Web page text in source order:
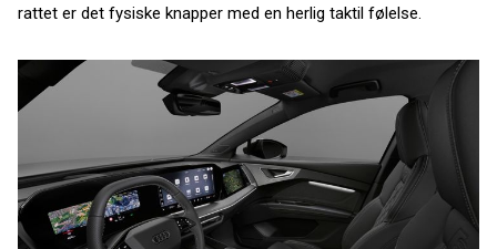
rattet er det fysiske knapper med en herlig taktil følelse.